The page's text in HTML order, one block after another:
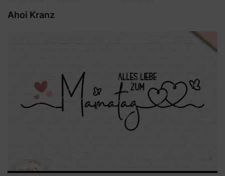
Ahoi Kranz